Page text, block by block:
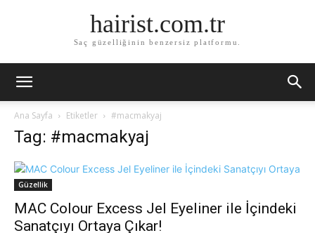
hairist.com.tr
Saç güzelliğinin benzersiz platformu.
Ana Sayfa Etiketler #macmakyaj
Tag: #macmakyaj
Güzellik
MAC Colour Excess Jel Eyeliner ile İçindeki
Sanatçıyı Ortaya Çıkar!